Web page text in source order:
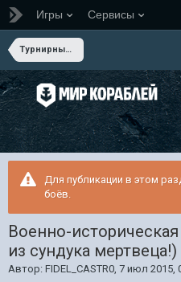
Игры Сервисы
Турнирный клуб
Для публикации в этом
боёв.
Военно-
из сундука мертвеца!)
Автор: FIDEL_CASTR0, 7 июл 2015,